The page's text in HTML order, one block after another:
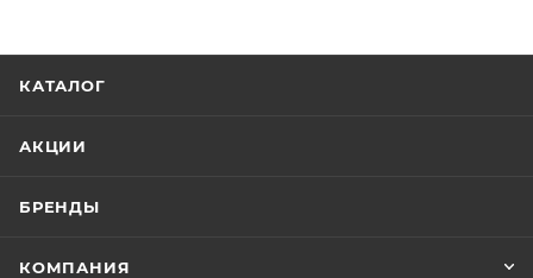
КАТАЛОГ
АКЦИИ
БРЕНДЫ
КОМПАНИЯ